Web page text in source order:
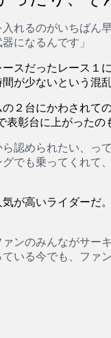
れるのがいちば
になるんです」
スだったレース
が少ないという混
２台にかわされ
表彰台に上がったの
認められたい、
でも乗ってくれ
が高いライダーだ
ンのみんながサ
いる今でも、ファ